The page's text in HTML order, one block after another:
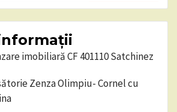
imobiliară CF 401110 Satchinez
Zenza Olimpiu- Cornel cu